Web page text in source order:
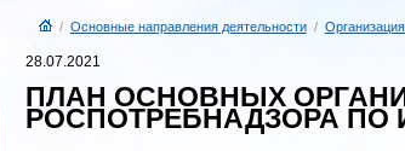
/ Основные направления деятельности/
28.07.2021
ПЛАН ОСНОВНЫХ
РОСПОТРЕБНАДЗОРА ПО